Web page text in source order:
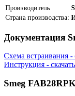
Производитель
Страна производства:
Документация
Схема встраивания -
Инструкция - скачать
Smeg